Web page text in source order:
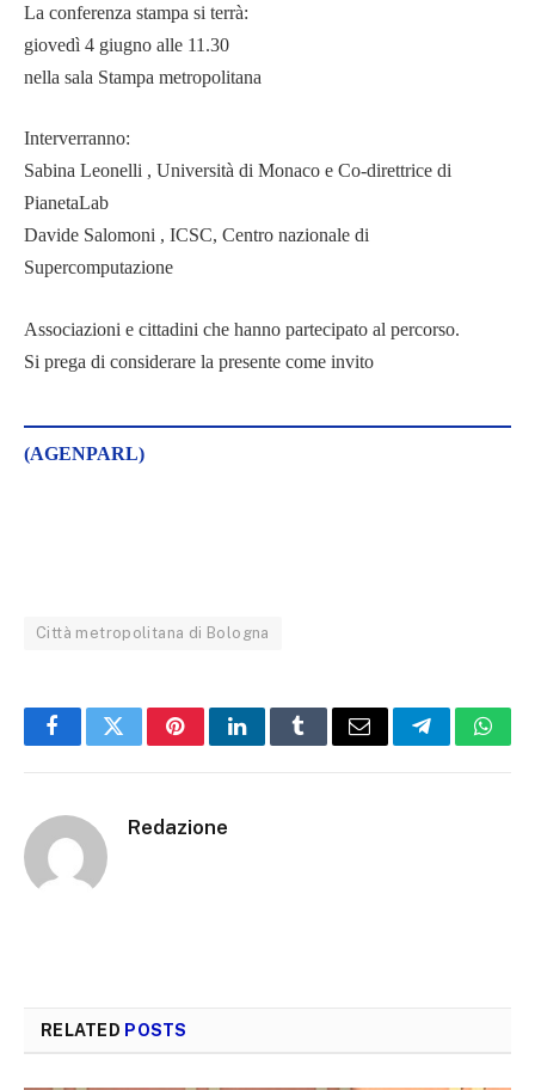
La conferenza stampa si terrà:
giovedì 4 giugno alle 11.30
nella sala Stampa metropolitana
Interverranno:
Sabina Leonelli , Università di Monaco e Co-direttrice di
PianetaLab
Davide Salomoni , ICSC, Centro nazionale di
Supercomputazione
Associazioni e cittadini che hanno partecipato al percorso.
Si prega di considerare la presente come invito
(AGENPARL)
Città metropolitana di Bologna
FacebookTwitterPinterestLinkedInTumblrEmail Telegram
Redazione
RELATED POSTS